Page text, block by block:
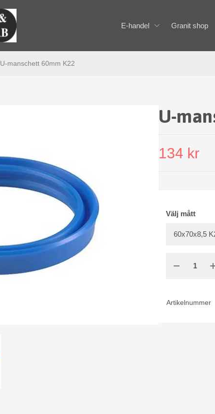
E-handel Granit shop
U-manschett 60mm K22
U-
134 kr
Välj mått
Artikelnummer